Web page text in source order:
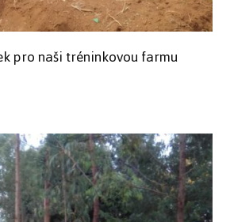
pro naši tréninkovou farmu